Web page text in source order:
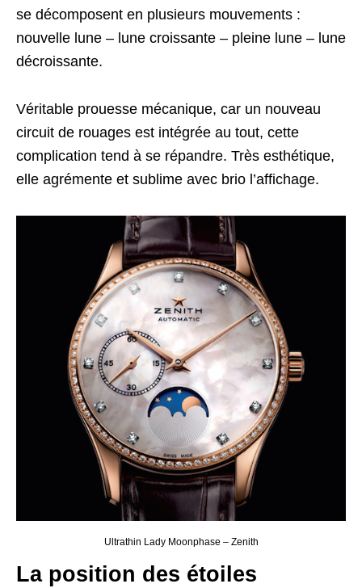
se décomposent en plusieurs mouvements :
nouvelle lune – lune croissante – pleine lune – lune
décroissante.
Véritable prouesse mécanique, car un nouveau
circuit de rouages est intégrée au tout, cette
complication tend à se répandre. Très esthétique,
elle agrémente et sublime avec brio l’affichage.
Ultrathin Lady Moonphase – Zenith
La position des étoiles